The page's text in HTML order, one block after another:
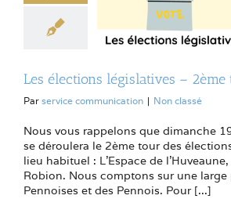
Les élections législatives – 2ème
Par service communication | Non classé
Nous vous rappelons que dimanche
se déroulera le 2ème tour des
lieu habituel : L'Espace de
Robion. Nous comptons sur une
Pennoises et des Pennois. Pour [...]